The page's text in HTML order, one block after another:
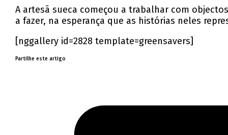
A artesã sueca começou a trabalhar com
a fazer, na esperança que as histórias neles
[nggallery id=2828 template=greensavers]
Partilhe este artigo